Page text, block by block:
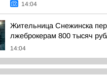
14:04
Жительница Снежинска
лжеброкерам 800 тысяч
14:04